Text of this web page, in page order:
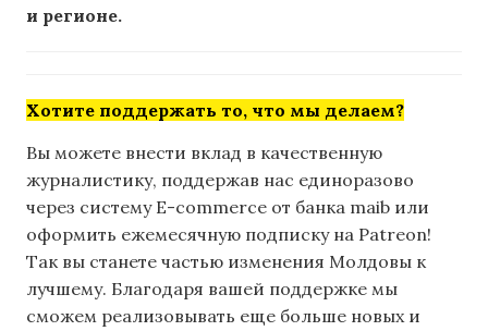
и регионе.
Хотите поддержать то, что мы делаем?
Вы можете внести вклад в качественную
журналистику, поддержав нас единоразово
через систему E-commerce от банка maib или
оформить ежемесячную подписку на Patreon!
Так вы станете частью изменения Молдовы к
лучшему. Благодаря вашей поддержке мы
сможем реализовывать еще больше новых и